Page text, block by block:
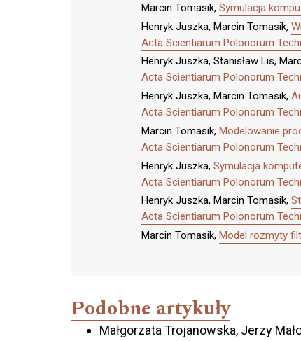
Marcin Tomasik, Symulacja
Henryk Juszka, Marcin Tomasik,
Acta Scientiarum Polonorum
Henryk Juszka, Stanisław Lis,
Acta Scientiarum Polonorum
Henryk Juszka, Marcin Tomasik,
Acta Scientiarum Polonorum
Marcin Tomasik, Modelowanie
Acta Scientiarum Polonorum
Henryk Juszka, Symulacja
Acta Scientiarum Polonorum
Henryk Juszka, Marcin Tomasik,
Acta Scientiarum Polonorum
Marcin Tomasik, Model rozmyty
Podobne artykuły
Małgorzata Trojanowska, Jerzy